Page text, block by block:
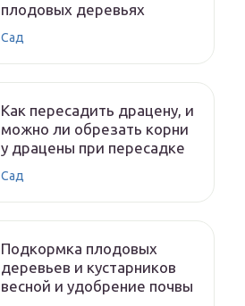
плодовых деревьях
Сад
Как пересадить драцену, и
можно ли обрезать корни
у драцены при пересадке
Сад
Подкормка плодовых
деревьев и кустарников
весной и удобрение почвы